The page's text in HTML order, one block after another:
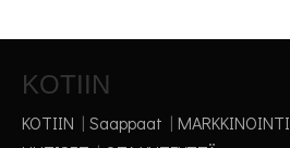
KOTIIN
KOTIIN | Saappaat | MARKKINOINTI